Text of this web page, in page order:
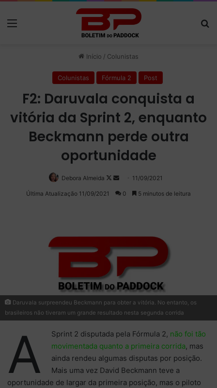
Início / Colunistas
Colunistas Fórmula 2 Post
F2: Daruvala conquista a
vitória da Sprint 2, enquanto
Beckmann perde outra
oportunidade
Debora Almeida
Follow
on
Mande
um
11/09/2021
Última Atualização 11/09/2021 0 5 minutos de leitura
Daruvala surpreendeu Beckmann para obter a vitória. No entanto, os
brasileiros não tiveram um grande resultado nesta segunda corrida
A Sprint 2 disputada pela Fórmula 2, não foi tão
movimentada quanto a primeira corrida, mas
ainda rendeu algumas disputas por posição.
Mais uma vez David Beckmann teve a
oportunidade de largar da primeira posição, mas o piloto